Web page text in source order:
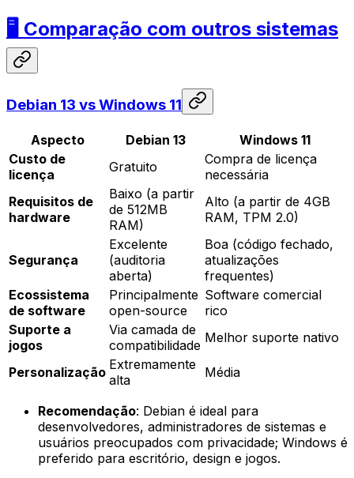
🖥️ Comparação com outros sistemas
Debian 13 vs Windows 11
Aspecto Debian 13
Windows 11
Custo de
licença
Gratuito
Compra de licença
necessária
Requisitos de
hardware
Baixo (a partir
de 512MB
RAM)
Alto (a partir de 4GB
RAM, TPM 2.0)
Segurança
Excelente
(auditoria
aberta)
Boa (código fechado,
atualizações
frequentes)
Ecossistema
de software
Principalmente
open-source
Software comercial
rico
Suporte a
jogos
Via camada de
compatibilidade Melhor suporte nativo
Personalização Extremamente
alta
Média
Recomendação: Debian é ideal para
desenvolvedores, administradores de sistemas e
usuários preocupados com privacidade; Windows é
preferido para escritório, design e jogos.